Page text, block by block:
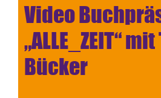
Video
„ALLE_ZEIT“
Bücker